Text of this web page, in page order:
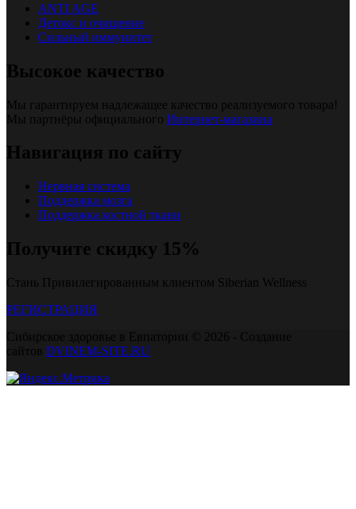
ANTI AGE
Детокс и очищение
Сильный иммунитет
Высокое качество
Мы гарантируем надлежащее качество реализуемого товара!
Мы партнёры официального Интернет-магазина
Навигация по сайту
Нервная система
Поддержка мозга
Поддержка костной ткани
Получите скидку 15%
Стань Привилегированным клиентом Siberian Wellness
РЕГИСТРАЦИЯ
Сибирское здоровье в Евпатории © 2026 - Создание
сайтов DVINEM-SITE.RU